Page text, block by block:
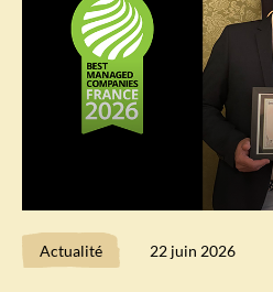
Actualité 22 juin 2026